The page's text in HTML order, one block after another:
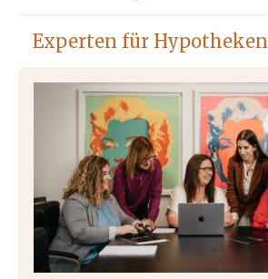
Experten für Hypotheken